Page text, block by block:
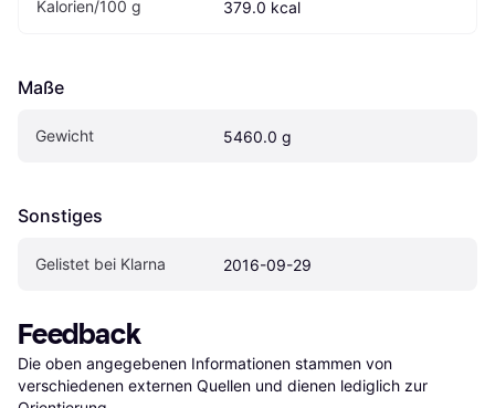
Kalorien/100 g 379.0 kcal
Maße
Gewicht 5460.0 g
Sonstiges
Gelistet bei Klarna 2016-09-29
Feedback
Die oben angegebenen Informationen stammen von
verschiedenen externen Quellen und dienen lediglich zur